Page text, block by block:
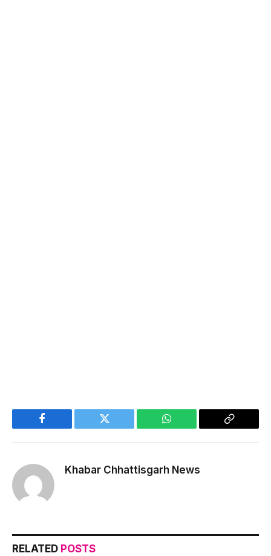
Facebook Twitter WhatsApp
Copy
Khabar Chhattisgarh News
RELATED POSTS